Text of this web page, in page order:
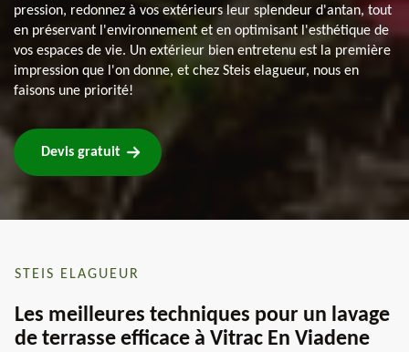
pression, redonnez à vos extérieurs leur splendeur d'antan, tout
en préservant l'environnement et en optimisant l'esthétique de
vos espaces de vie. Un extérieur bien entretenu est la première
impression que l'on donne, et chez Steis elagueur, nous en
faisons une priorité!
Devis gratuit
STEIS ELAGUEUR
Les meilleures techniques pour un lavage
de terrasse efficace à Vitrac En Viadene